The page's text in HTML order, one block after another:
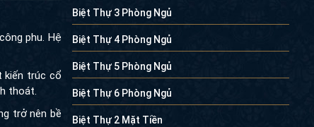
cổ điển
Biệt Thự 3 Phòng Ngủ
Biệt Thự 4 Phòng Ngủ
Biệt Thự 5 Phòng Ngủ
Biệt Thự 6 Phòng Ngủ
Biệt Thự 2 Mặt Tiền